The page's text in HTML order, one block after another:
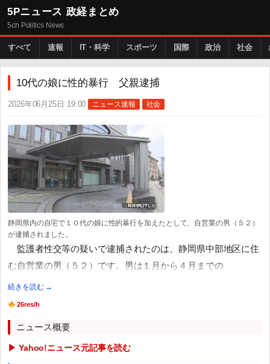
5Pニュース 政経まとめ
5ch Politics News
すべて 速報 IT・科学 スポーツ 国際 政治 社会
10代の娘に性的暴行 父親逮捕
2026年06月25日 19:00 ニュース速報 社会
静岡県内の自宅で１０代の娘に性的暴行を加えたとして、自営業の男（５２）
が逮捕されました。
監護者性交等の疑いで逮捕されたのは、静岡県中部地区に住
む自営業の男（５２）です。男は１月から４月までの
続きを読む →
26res/h
ニュース概要
▶ Yahoo!ニュース元記事を読む